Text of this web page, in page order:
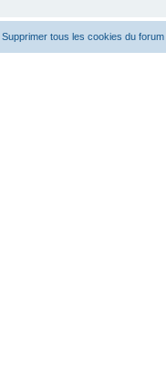
Supprimer tous les cookies du forum